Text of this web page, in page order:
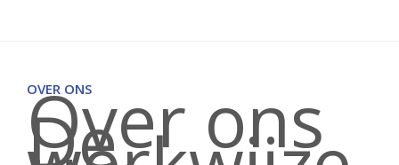
OVER ONS
Over ons
De